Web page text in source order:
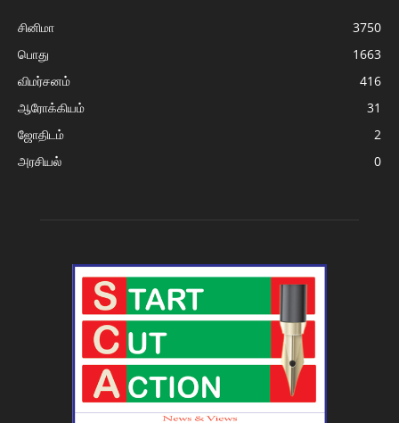
சினிமா
3750
பொது
1663
விமர்சனம்
416
ஆரோக்கியம்
31
ஜோதிடம்
2
அரசியல்
0